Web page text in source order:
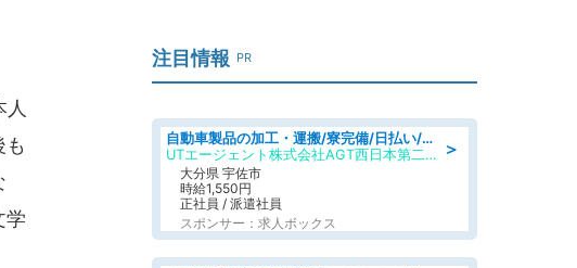
学
注目情報 PR
＞
自動車製品の加工・運搬/寮完備/日払い/工場・製造
UTエージェント株式会社AGT西日本第二CU
大分県 宇佐市
時給1,550円
正社員 / 派遣社員
スポンサー：求人ボックス